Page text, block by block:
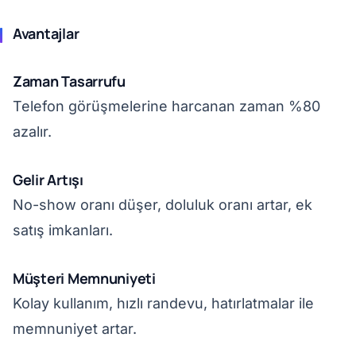
Avantajlar
Zaman Tasarrufu
Telefon görüşmelerine harcanan zaman %80
azalır.
Gelir Artışı
No-show oranı düşer, doluluk oranı artar, ek
satış imkanları.
Müşteri Memnuniyeti
Kolay kullanım, hızlı randevu, hatırlatmalar ile
memnuniyet artar.